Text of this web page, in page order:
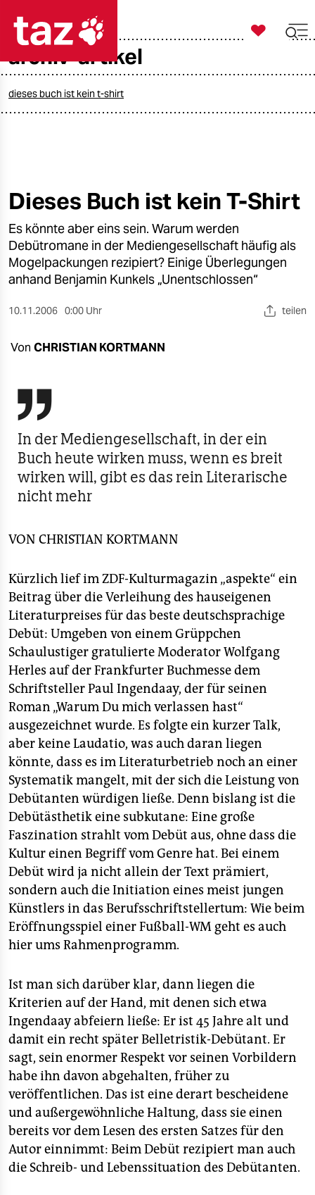
taz zahl ich
öko
gesellschaft
kultur
sport
berlin
nord
verlag
verlag
veranstaltungen
shop
abo
genossenschaft
epaper login

taz zahl ich
archiv-artikel
dieses buch ist kein t-shirt
Dieses Buch ist kein T-Shirt
Es könnte aber eins sein. Warum werden
Debütromane in der Mediengesellschaft häufig als
Mogelpackungen rezipiert? Einige Überlegungen
anhand Benjamin Kunkels „Unentschlossen“
10.11.2006 0:00 Uhr teilen
Von CHRISTIAN KORTMANN

In der Mediengesellschaft, in der ein
Buch heute wirken muss, wenn es breit
wirken will, gibt es das rein Literarische
nicht mehr
VON CHRISTIAN KORTMANN
Kürzlich lief im ZDF-Kulturmagazin „aspekte“ ein
Beitrag über die Verleihung des hauseigenen
Literaturpreises für das beste deutschsprachige
Debüt: Umgeben von einem Grüppchen
Schaulustiger gratulierte Moderator Wolfgang
Herles auf der Frankfurter Buchmesse dem
Schriftsteller Paul Ingendaay, der für seinen
Roman „Warum Du mich verlassen hast“
ausgezeichnet wurde. Es folgte ein kurzer Talk,
aber keine Laudatio, was auch daran liegen
könnte, dass es im Literaturbetrieb noch an einer
Systematik mangelt, mit der sich die Leistung von
Debütanten würdigen ließe. Denn bislang ist die
Debütästhetik eine subkutane: Eine große
Faszination strahlt vom Debüt aus, ohne dass die
Kultur einen Begriff vom Genre hat. Bei einem
Debüt wird ja nicht allein der Text prämiert,
sondern auch die Initiation eines meist jungen
Künstlers in das Berufsschriftstellertum: Wie beim
Eröffnungsspiel einer Fußball-WM geht es auch
hier ums Rahmenprogramm.
Ist man sich darüber klar, dann liegen die
Kriterien auf der Hand, mit denen sich etwa
Ingendaay abfeiern ließe: Er ist 45 Jahre alt und
damit ein recht später Belletristik-Debütant. Er
sagt, sein enormer Respekt vor seinen Vorbildern
habe ihn davon abgehalten, früher zu
veröffentlichen. Das ist eine derart bescheidene
und außergewöhnliche Haltung, dass sie einen
bereits vor dem Lesen des ersten Satzes für den
Autor einnimmt: Beim Debüt rezipiert man auch
die Schreib- und Lebenssituation des Debütanten.